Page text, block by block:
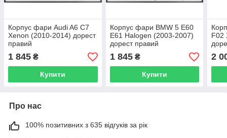
Корпус фари Audi A6 C7
Xenon (2010-2014) дорест
правий
1 845 ₴
Купити
Корпус фари BMW 5 E60
E61 Halogen (2003-2007)
дорест правий
1 845₴
Купити
F02
2
Про нас
100% позитивних з 635 відгуків за рік